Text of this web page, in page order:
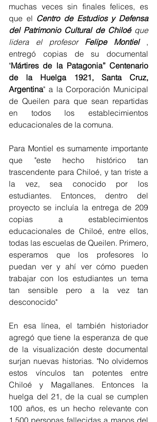
muchas veces sin finales felices, es
que el Centro de Estudios y Defensa
del Patrimonio Cultural de Chiloé que
lidera el profesor Felipe Montiel ,
entregó copias de su documental
"Mártires de la Patagonia” Centenario
de la Huelga 1921, Santa Cruz,
Argentina" a la Corporación Municipal
de Queilen para que sean repartidas
en todos los establecimientos
educacionales de la comuna.
Para Montiel es sumamente importante
que "este hecho histórico tan
trascendente para Chiloé, y tan triste a
la vez, sea conocido por los
estudiantes. Entonces, dentro del
proyecto se incluía la entrega de 209
copias a establecimientos
educacionales de Chiloé, entre ellos,
todas las escuelas de Queilen. Primero,
esperamos que los profesores lo
puedan ver y ahí ver cómo pueden
trabajar con los estudiantes un tema
tan sensible pero a la vez tan
desconocido"
En esa línea, el también historiador
agregó que tiene la esperanza de que
de la visualización deste documental
surjan nuevas historias. "No olvidemos
estos vínculos tan potentes entre
Chiloé y Magallanes. Entonces la
huelga del 21, de la cual se cumplen
100 años, es un hecho relevante con
1.500 personas fallecidas a manos del